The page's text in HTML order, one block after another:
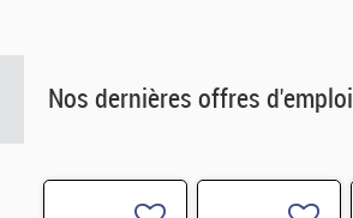
Nos dernières offres d'emploi